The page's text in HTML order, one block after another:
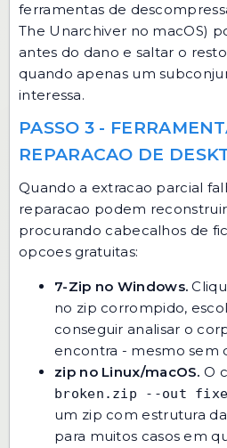
ferramentas de
The Unarchiver no macOS)
antes do dano e saltar o
quando apenas um
interessa.
PASSO 3 -
REPARACAO DE
Quando a extracao parcial
reparacao podem
procurando cabecalhos de
opcoes gratuitas:
7-Zip no Windows.
no zip corrompido,
conseguir analisar o
encontra - mesmo sem
zip no Linux/macOS. O
broken.zip --out
um zip com estrutura
para muitos casos em